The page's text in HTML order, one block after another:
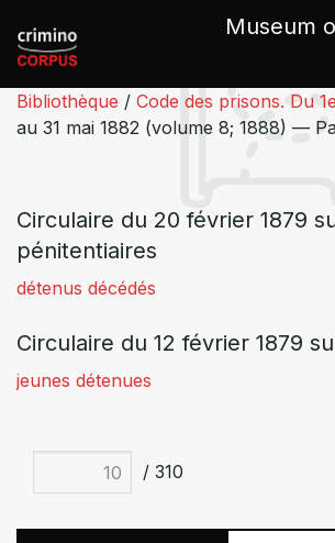
Museum
Bibliothèque / Code des prisons. Du
au 31 mai 1882 (volume 8; 1888) —
Circulaire du 20 février 1879
pénitentiaires
détenus décédés
Circulaire du 12 février 1879
jeunes détenues
/ 310
Cookies management panel